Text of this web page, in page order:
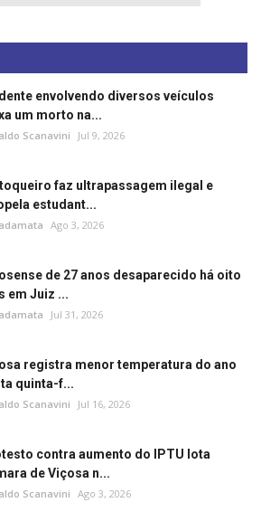
envolvendo diversos veículos
um morto na...
Scanavini Jul 9, 2026
faz ultrapassagem ilegal e
estudant...
Ago 3, 2026
de 27 anos desaparecido há oito
em Juiz ...
Jul 31, 2026
registra menor temperatura do ano
quinta-f...
Scanavini Jul 16, 2026
contra aumento do IPTU lota
de Viçosa n...
Scanavini Ago 3, 2026